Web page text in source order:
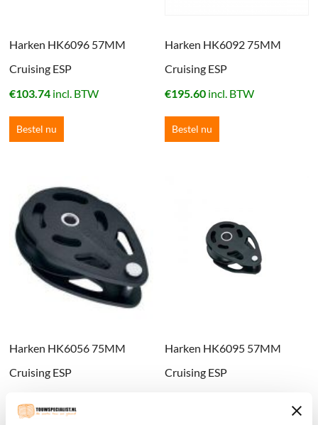
Harken HK6096 57MM
Cruising ESP
€103.74 incl. BTW
Bestel nu
Harken HK6092 75MM
Cruising ESP
€195.60 incl. BTW
Bestel nu
Harken HK6056 75MM
Cruising ESP
Harken HK6095 57MM
Cruising ESP